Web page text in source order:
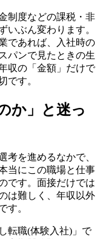
制度などの課税・非
いぶん変わります。
であれば、入社時の
パンで見たときの生
収の「金額」だけで
です。
か」と迷っ
考を進めるなかで、
当にこの職場と仕事
です。面接だけでは
は難しく、年収以外
す。
転職(体験入社)」で